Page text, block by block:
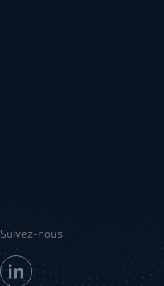
Suivez-nous